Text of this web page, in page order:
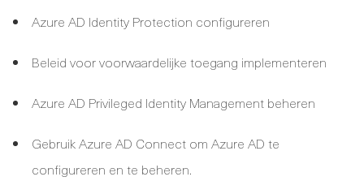
Azure AD Identity Protection configureren
Beleid voor voorwaardelijke toegang implementeren
Azure AD Privileged Identity Management beheren
Gebruik Azure AD Connect om Azure AD te
configureren en te beheren.